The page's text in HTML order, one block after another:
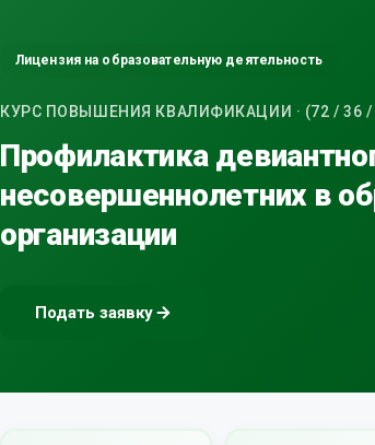
Лицензия на образовательную деятельность
КУРС ПОВЫШЕНИЯ КВАЛИФИКАЦИИ · (72 / 36 /
Профилактика
несовершеннолетних в
организации
Подать заявку